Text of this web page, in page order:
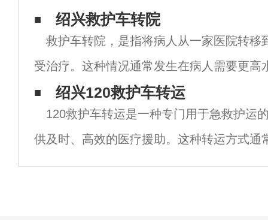
救治是至
绍兴救护车转院
救护车转院，是指将病人从一家医院转移
受治疗。这种情况通常发生在病人需要更高
或更专业的治疗时。以下是一些与救护车转
息。转院的原因 救护车转院的原因可能有
绍兴120救护车转运
120救护车转运是一种专门用于急救护运
供及时、高效的医疗援助。这种转运方式通
人员驾驶和护理，以确保患者在转运过程中